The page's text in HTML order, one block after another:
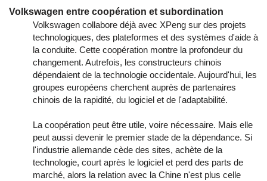
Volkswagen entre coopération et subordination
Volkswagen collabore déjà avec XPeng sur des projets
technologiques, des plateformes et des systèmes d'aide à
la conduite. Cette coopération montre la profondeur du
changement. Autrefois, les constructeurs chinois
dépendaient de la technologie occidentale. Aujourd'hui, les
groupes européens cherchent auprès de partenaires
chinois de la rapidité, du logiciel et de l'adaptabilité.
La coopération peut être utile, voire nécessaire. Mais elle
peut aussi devenir le premier stade de la dépendance. Si
l'industrie allemande cède des sites, achète de la
technologie, court après le logiciel et perd des parts de
marché, alors la relation avec la Chine n'est plus celle